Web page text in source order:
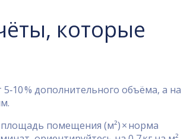
которые
% дополнительного объёма, а на
помещения (м²) × норма